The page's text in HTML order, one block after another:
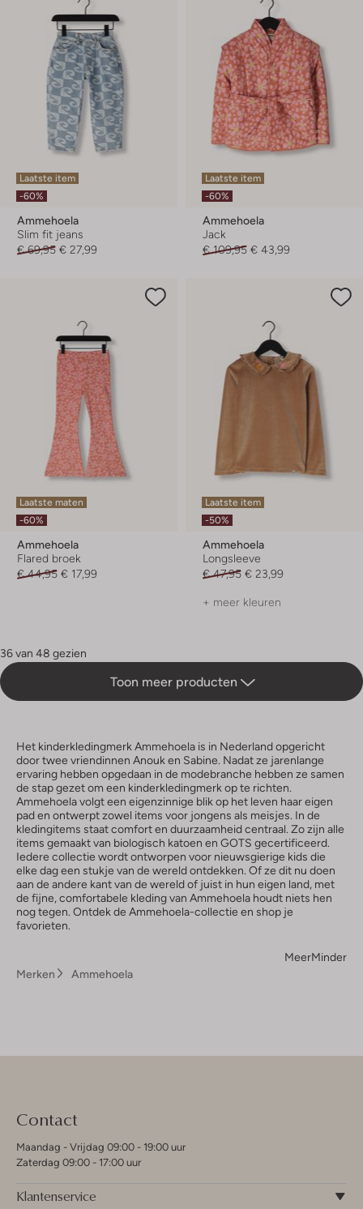
Laatste item
-60%
Ammehoela
Slim fit jeans
€ 69,95 € 27,99
Laatste item
-60%
Ammehoela
Jack
€ 109,95 € 43,99
Laatste maten
-60%
Ammehoela
Flared broek
€ 44,95 € 17,99
Laatste item
-50%
Ammehoela
Longsleeve
€ 47,95 € 23,99
+ meer kleuren
36 van 48 gezien
Toon meer producten
Het kinderkledingmerk Ammehoela is in Nederland opgericht
door twee vriendinnen Anouk en Sabine. Nadat ze jarenlange
ervaring hebben opgedaan in de modebranche hebben ze samen
de stap gezet om een kinderkledingmerk op te richten.
Ammehoela volgt een eigenzinnige blik op het leven haar eigen
pad en ontwerpt zowel items voor jongens als meisjes. In de
kledingitems staat comfort en duurzaamheid centraal. Zo zijn alle
items gemaakt van biologisch katoen en GOTS gecertificeerd.
Iedere collectie wordt ontworpen voor nieuwsgierige kids die
elke dag een stukje van de wereld ontdekken. Of ze dit nu doen
aan de andere kant van de wereld of juist in hun eigen land, met
de fijne, comfortabele kleding van Ammehoela houdt niets hen
nog tegen. Ontdek de Ammehoela-collectie en shop je
favorieten.
MeerMinder
Merken
Ammehoela
Contact
Maandag - Vrijdag 09:00 - 19:00 uur
Zaterdag 09:00 - 17:00 uur
Klantenservice